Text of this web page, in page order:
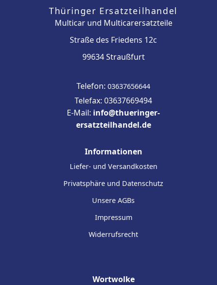
Thüringer Ersatzteilhandel
Multicar und Multicarersatzteile
Straße des Friedens 12c
99634 Straußfurt
Telefon: 03637656644
Telefax: 03637669494
E-Mail: info@thueringer-
ersatzteilhandel.de
Informationen
Liefer- und Versandkosten
Privatsphäre und Datenschutz
Unsere AGBs
Impressum
Widerrufsrecht
Wortwolke